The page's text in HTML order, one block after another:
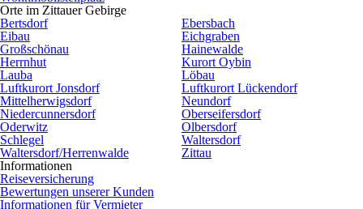
Orte im Zittauer Gebirge
Bertsdorf
Ebersbach
Eibau
Eichgraben
Großschönau
Hainewalde
Herrnhut
Kurort Oybin
Lauba
Löbau
Luftkurort Jonsdorf
Luftkurort Lückendorf
Mittelherwigsdorf
Neundorf
Niedercunnersdorf
Oberseifersdorf
Oderwitz
Olbersdorf
Schlegel
Waltersdorf
Waltersdorf/Herrenwalde
Zittau
Informationen
Reiseversicherung
Bewertungen unserer Kunden
Informationen für Vermieter